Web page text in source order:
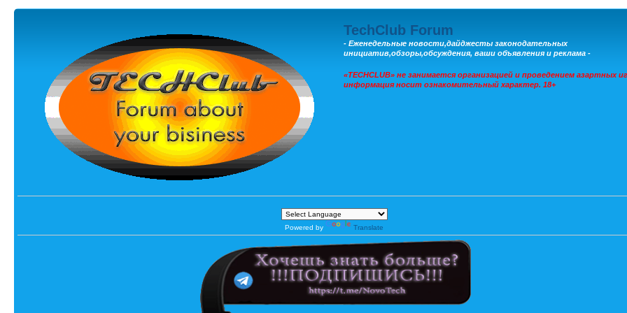
TechClub Forum
- Еженедельные новости,дайджесты законодательных
инициатив,обзоры,обсуждения, ваши объявления и реклама -
«TECHCLUB» не занимается организацией и проведением азартных
информация носит ознакомительный характер. 18+
Powered by Translate